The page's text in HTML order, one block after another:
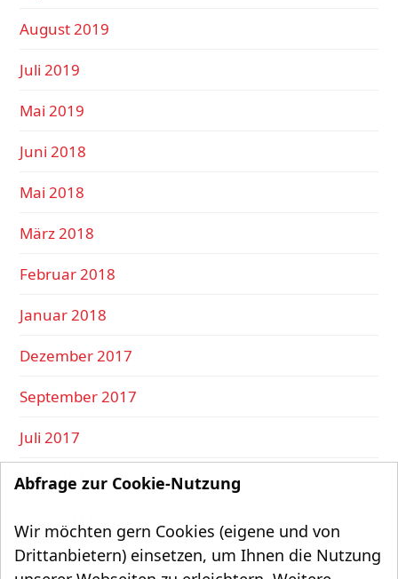
August 2019
Juli 2019
Mai 2019
Juni 2018
Mai 2018
März 2018
Februar 2018
Januar 2018
Dezember 2017
September 2017
Juli 2017
Mai 2017
Abfrage zur Cookie-Nutzung
Wir möchten gern Cookies (eigene und von
Drittanbietern) einsetzen, um Ihnen die Nutzung